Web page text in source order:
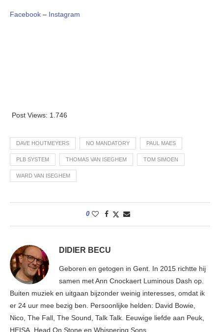
Facebook – Instagram
Post Views: 1.746
DAVE HOUTMEYERS NO MANDATORY PAUL MAES
PLB SYSTEM THOMAS VAN ISEGHEM TOM SIMOEN
WARD VAN ISEGHEM
0
DIDIER BECU
Geboren en getogen in Gent. In 2015 richtte hij
samen met Ann Cnockaert Luminous Dash op.
Buiten muziek en uitgaan bijzonder weinig interesses, omdat ik
er 24 uur mee bezig ben. Persoonlijke helden: David Bowie,
Nico, The Fall, The Sound, Talk Talk. Eeuwige liefde aan Peuk,
HEISA, Head On Stone en Whispering Sons.